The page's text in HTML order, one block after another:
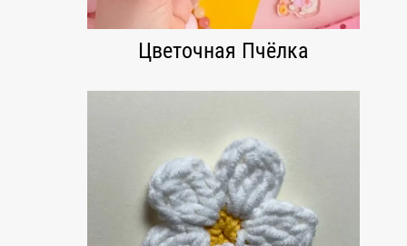
Цветочная Пчёлка